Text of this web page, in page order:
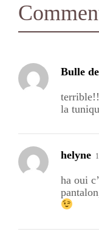
Bulle
la
helyne
ha oui